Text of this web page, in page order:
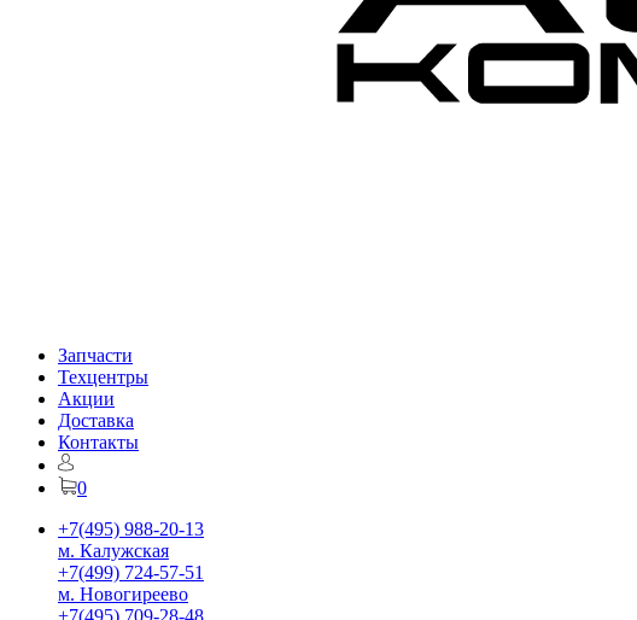
Запчасти
Техцентры
Акции
Доставка
Контакты
0
+7(495) 988-20-13
м. Калужская
+7(499) 724-57-51
м. Новогиреево